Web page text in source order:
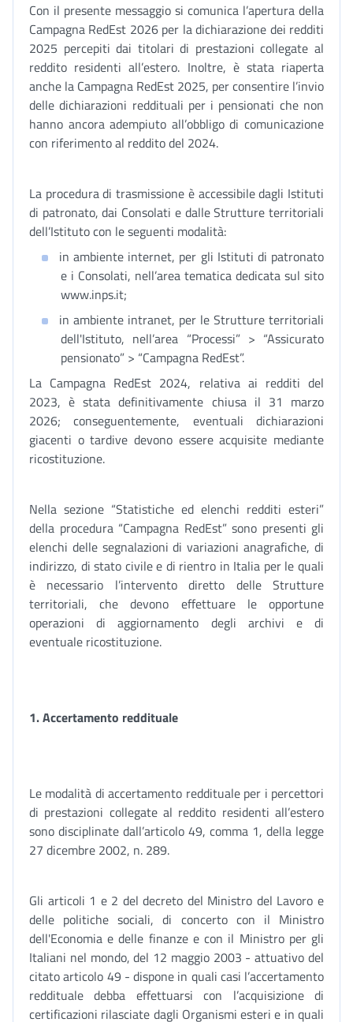
Con il presente messaggio si comunica l’apertura della
Campagna RedEst 2026 per la dichiarazione dei redditi
2025 percepiti dai titolari di prestazioni collegate al
reddito residenti all’estero. Inoltre, è stata riaperta
anche la Campagna RedEst 2025, per consentire l’invio
delle dichiarazioni reddituali per i pensionati che non
hanno ancora adempiuto all’obbligo di comunicazione
con riferimento al reddito del 2024.
La procedura di trasmissione è accessibile dagli Istituti
di patronato, dai Consolati e dalle Strutture territoriali
dell’Istituto con le seguenti modalità:
in ambiente internet, per gli Istituti di patronato
e i Consolati, nell’area tematica dedicata sul sito
www.inps.it;
in ambiente intranet, per le Strutture territoriali
dell'Istituto, nell’area “Processi” > “Assicurato
pensionato” > “Campagna RedEst”.
La Campagna RedEst 2024, relativa ai redditi del
2023, è stata definitivamente chiusa il 31 marzo
2026; conseguentemente, eventuali dichiarazioni
giacenti o tardive devono essere acquisite mediante
ricostituzione.
Nella sezione “Statistiche ed elenchi redditi esteri”
della procedura “Campagna RedEst” sono presenti gli
elenchi delle segnalazioni di variazioni anagrafiche, di
indirizzo, di stato civile e di rientro in Italia per le quali
è necessario l’intervento diretto delle Strutture
territoriali, che devono effettuare le opportune
operazioni di aggiornamento degli archivi e di
eventuale ricostituzione.
1. Accertamento reddituale
Le modalità di accertamento reddituale per i percettori
di prestazioni collegate al reddito residenti all’estero
sono disciplinate dall’articolo 49, comma 1, della legge
27 dicembre 2002, n. 289.
Gli articoli 1 e 2 del decreto del Ministro del Lavoro e
delle politiche sociali, di concerto con il Ministro
dell'Economia e delle finanze e con il Ministro per gli
Italiani nel mondo, del 12 maggio 2003 - attuativo del
citato articolo 49 - dispone in quali casi l’accertamento
reddituale debba effettuarsi con l’acquisizione di
certificazioni rilasciate dagli Organismi esteri e in quali